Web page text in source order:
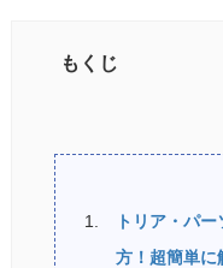
もくじ
トリア・パ
方！超簡単に